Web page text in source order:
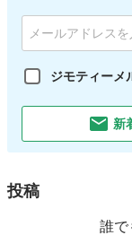
ジモティーメ
新
投稿
誰で